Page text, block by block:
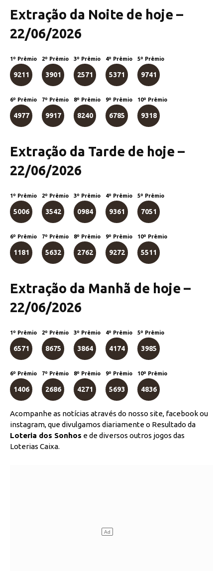
Extração da Noite de hoje –
22/06/2026
1º Prêmio
9211
2º Prêmio
3901
3º Prêmio
2571
4º Prêmio
5371
5º Prêmio
9741
6º Prêmio
4977
7º Prêmio
9917
8º Prêmio
8240
9º Prêmio
6785
10º Prêmio
9318
Extração da Tarde de hoje –
22/06/2026
1º Prêmio
5006
2º Prêmio
3542
3º Prêmio
0984
4º Prêmio
9361
5º Prêmio
7051
6º Prêmio
1181
7º Prêmio
5632
8º Prêmio
2762
9º Prêmio
9272
10º Prêmio
5511
Extração da Manhã de hoje –
22/06/2026
1º Prêmio
6571
2º Prêmio
8675
3º Prêmio
3864
4º Prêmio
4174
5º Prêmio
3985
6º Prêmio
1406
7º Prêmio
2686
8º Prêmio
4271
9º Prêmio
5693
10º Prêmio
4836
Acompanhe as notícias através do nosso site, facebook ou
instagram, que divulgamos diariamente o Resultado da
Loteria dos Sonhos e de diversos outros jogos das
Loterias Caixa.